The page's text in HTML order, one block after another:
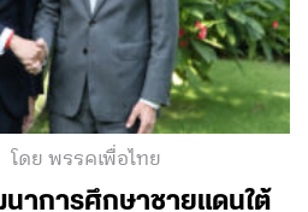
โดย พรรคเพื่อไทย
าการศึกษาชายแดนใต้